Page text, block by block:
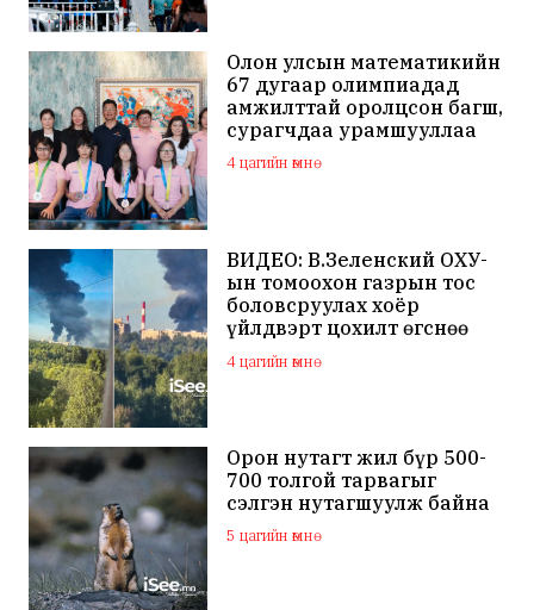
Олон улсын математикийн
67 дугаар олимпиадад
амжилттай оролцсон багш,
сурагчдаа урамшууллаа
4 цагийн өмнө
ВИДЕО: В.Зеленский ОХУ-
ын томоохон газрын тос
боловсруулах хоёр
үйлдвэрт цохилт өгснөө
мэдэгдлээ
4 цагийн өмнө
Орон нутагт жил бүр 500-
700 толгой тарвагыг
сэлгэн нутагшуулж байна
5 цагийн өмнө